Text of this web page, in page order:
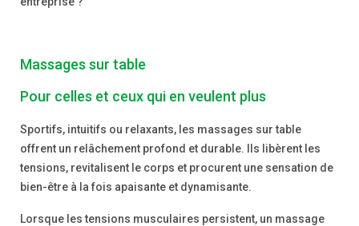
Massages sur table
Pour celles et ceux qui en veulent plus
Sportifs, intuitifs ou relaxants, les massages sur table
offrent un relâchement profond et durable. Ils libèrent les
tensions, revitalisent le corps et procurent une sensation de
bien-être à la fois apaisante et dynamisante.
Lorsque les tensions musculaires persistent, un massage